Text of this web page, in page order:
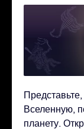
Вселенную,
планету.